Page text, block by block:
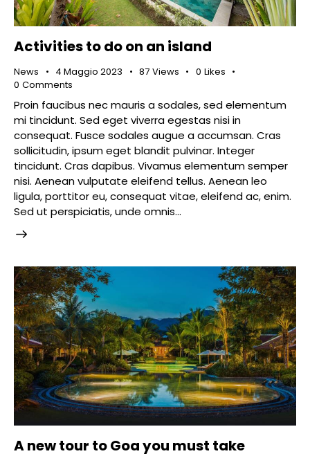
Activities to do on an island
News 4 Maggio 2023 87 Views 0 Likes
0 Comments
Proin faucibus nec mauris a sodales, sed elementum
mi tincidunt. Sed eget viverra egestas nisi in
consequat. Fusce sodales augue a accumsan. Cras
sollicitudin, ipsum eget blandit pulvinar. Integer
tincidunt. Cras dapibus. Vivamus elementum semper
nisi. Aenean vulputate eleifend tellus. Aenean leo
ligula, porttitor eu, consequat vitae, eleifend ac, enim.
Sed ut perspiciatis, unde omnis…
A new tour to Goa you must take